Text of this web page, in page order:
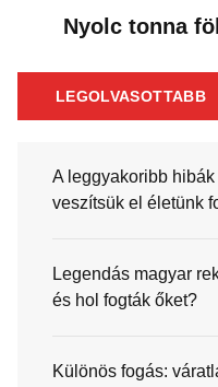
Nyolc tonna
LEGOLVASOTTABB
A leggyakoribb
veszítsük el életünk
Legendás magyar
és hol fogták őket?
Különös fogás: